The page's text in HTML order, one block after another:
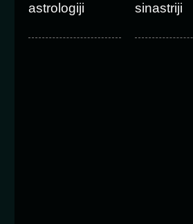
astrologiji
sinastriji